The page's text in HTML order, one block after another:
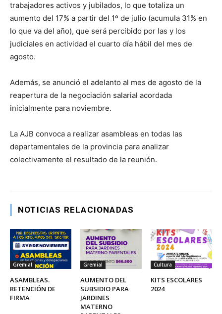
trabajadores activos y jubilados, lo que totaliza un
aumento del 17% a partir del 1º de julio (acumula 31% en
lo que va del año), que será percibido por las y los
judiciales en actividad el cuarto día hábil del mes de
agosto.
Además, se anunció el adelanto al mes de agosto de la
reapertura de la negociación salarial acordada
inicialmente para noviembre.
La AJB convoca a realizar asambleas en todas las
departamentales de la provincia para analizar
colectivamente el resultado de la reunión.
NOTICIAS RELACIONADAS
Gremial
ASAMBLEAS.
RETENCIÓN DE
FIRMA
Gremial
AUMENTO DEL
SUBSIDIO PARA
JARDINES
MATERNO
Cultura
KITS ESCOLARES
2024